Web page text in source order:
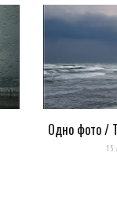
почтой.
Оповещать о новых
Одно фото /
15